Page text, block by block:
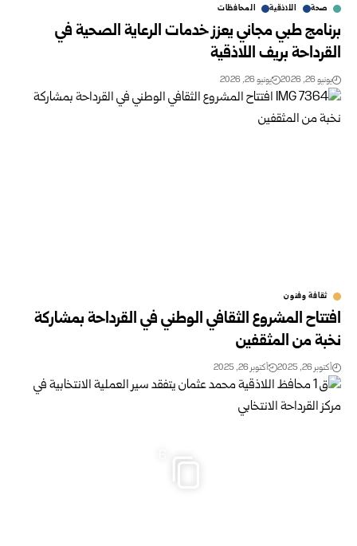
صحة اللاذقية المحافظات
برنامج طبي مجاني يعزز خدمات الرعاية الصحية في
القرداحة بريف اللاذقية
يونيو 26, 2026 يونيو 26, 2026
ثقافة وفنون
افتتاح المشروع الثقافي الوطني في القرداحة بمشاركة
نخبة من المثقفين
أكتوبر 26, 2025 أكتوبر 26, 2025